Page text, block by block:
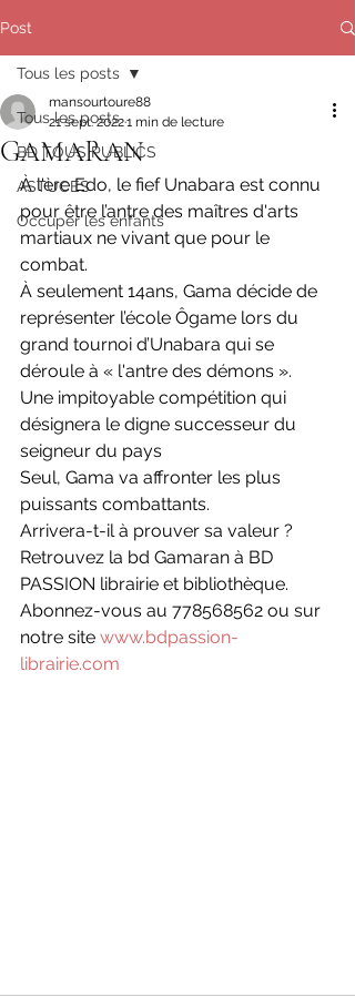
Post
Tous les posts
BD TOUS PUBLICS
ASTUCES
Occuper les enfants
Tous les posts
GAMARAN
mansourtoure88
21 sept. 20221 min de lecture
À l'ère Edo, le fief Unabara est connu
pour être l’antre des maîtres d'arts
martiaux ne vivant que pour le
combat.
À seulement 14ans, Gama décide de
représenter l’école Ôgame lors du
grand tournoi d’Unabara qui se
déroule à « l'antre des démons ».
Une impitoyable compétition qui
désignera le digne successeur du
seigneur du pays
Seul, Gama va affronter les plus
puissants combattants.
Arrivera-t-il à prouver sa valeur ?
Retrouvez la bd Gamaran à BD
PASSION librairie et bibliothèque.
Abonnez-vous au 778568562 ou sur
notre site www.bdpassion-
librairie.com